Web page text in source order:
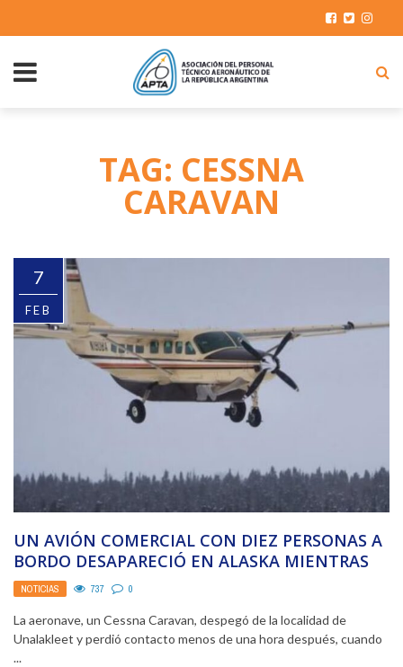
TAG: CESSNA
CARAVAN
7
FEB
UN AVIÓN COMERCIAL CON DIEZ PERSONAS A
BORDO DESAPARECIÓ EN ALASKA MIENTRAS
VOLABA SOBRE EL ...
NOTICIAS 737 0
La aeronave, un Cessna Caravan, despegó de la localidad de
Unalakleet y perdió contacto menos de una hora después, cuando
...